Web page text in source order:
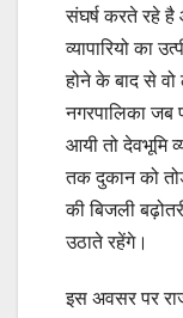
संघर्ष करते रहे
व्यापारियो का
होने के बाद से
नगरपालिका जब
आयी तो देवभूमि
तक दुकान को
की बिजली
उठाते रहेंगे।
इस अवसर पर